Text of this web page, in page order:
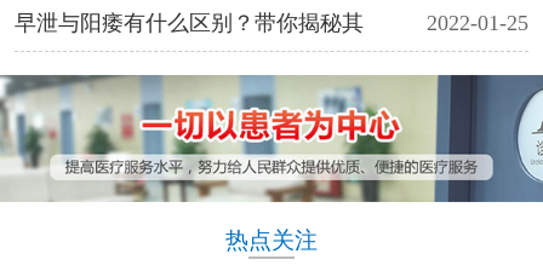
早泄与阳痿有什么区别？带你揭秘其 2022-01-25
热点关注